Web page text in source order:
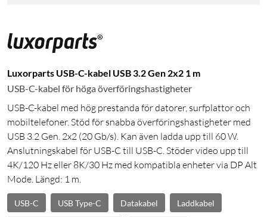
Luxorparts USB-C-kabel USB 3.2 Gen 2x2 1 m
USB-C-kabel för höga överföringshastigheter
USB-C-kabel med hög prestanda för datorer, surfplattor och
mobiltelefoner. Stöd för snabba överföringshastigheter med
USB 3.2 Gen. 2x2 (20 Gb/s). Kan även ladda upp till 60 W.
Anslutningskabel för USB-C till USB-C. Stöder video upp till
4K/120 Hz eller 8K/30 Hz med kompatibla enheter via DP Alt
Mode. Längd: 1 m.
USB-C USB Type-C Datakabel Laddkabel